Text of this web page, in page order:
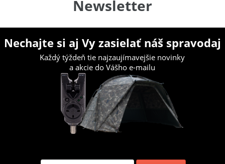
Newsletter
Nechajte si aj Vy zasielať náš spravodaj
Každý týždeň tie najzaujímavejšie novinky
a akcie do Vášho e-mailu